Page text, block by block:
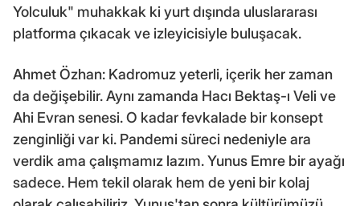
Yolculuk" muhakkak ki yurt dışında uluslararası
platforma çıkacak ve izleyicisiyle buluşacak.
Ahmet Özhan: Kadromuz yeterli, içerik her zaman
da değişebilir. Aynı zamanda Hacı Bektaş-ı Veli ve
Ahi Evran senesi. O kadar fevkalade bir konsept
zenginliği var ki. Pandemi süreci nedeniyle ara
verdik ama çalışmamız lazım. Yunus Emre bir ayağı
sadece. Hem tekil olarak hem de yeni bir kolaj